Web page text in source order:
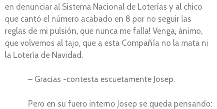
en denunciar al Sistema Nacional de Loterías y al chico
que cantó el número acabado en 8 por no seguir las
reglas de mi pulsión, que nunca me falla! Venga, ánimo,
que volvemos al tajo, que a esta Compañía no la mata ni
la Lotería de Navidad.
– Gracias -contesta escuetamente Josep.
Pero en su fuero interno Josep se queda pensando: